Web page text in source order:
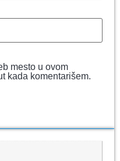
mesto u ovom
kada komentarišem.